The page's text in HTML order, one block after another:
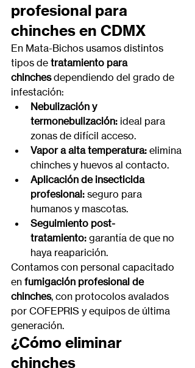
profesional para
chinches en CDMX
En Mata-Bichos usamos distintos
tipos de tratamiento para
chinches dependiendo del grado de
infestación:
Nebulización y
termonebulización: ideal para
zonas de difícil acceso.
Vapor a alta temperatura: elimina
chinches y huevos al contacto.
Aplicación de insecticida
profesional: seguro para
humanos y mascotas.
Seguimiento post-
tratamiento: garantía de que no
haya reaparición.
Contamos con personal capacitado
en fumigación profesional de
chinches, con protocolos avalados
por COFEPRIS y equipos de última
generación.
¿Cómo eliminar
chinches